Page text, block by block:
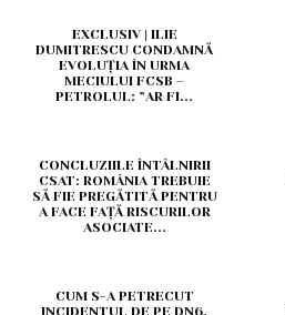
EXCLUSIV | ILIE
DUMITRESCU CONDAMNĂ
EVOLUȚIA ÎN URMA
MECIULUI FCSB –
PETROLUL: ”AR FI...
CONCLUZIILE ÎNTÂLNIRII
CSAT: ROMÂNIA TREBUIE
SĂ FIE PREGĂTITĂ PENTRU
A FACE FAȚĂ RISCURILOR
ASOCIATE...
CUM S-A PETRECUT